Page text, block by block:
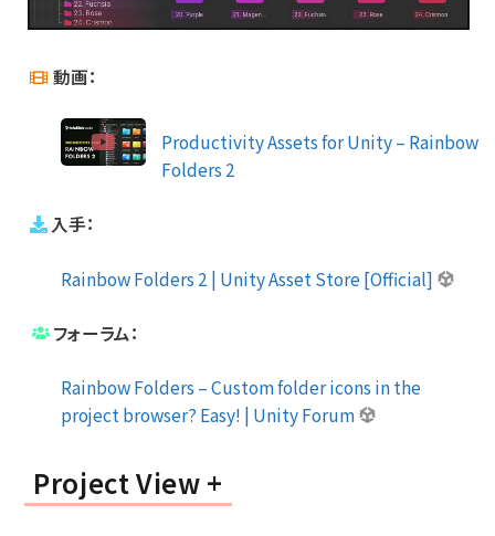
動画：
Productivity Assets for Unity – Rainbow
Folders 2
入手：
Rainbow Folders 2 | Unity Asset Store [Official]
フォーラム：
Rainbow Folders – Custom folder icons in the
project browser? Easy! | Unity Forum
Project View +